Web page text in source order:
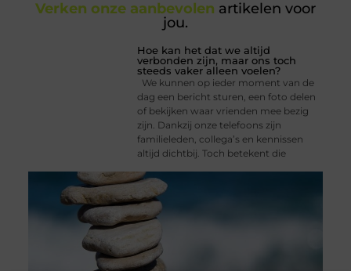
Verken onze aanbevolen artikelen voor
jou.
Hoe kan het dat we altijd
verbonden zijn, maar ons toch
steeds vaker alleen voelen?
We kunnen op ieder moment van de
dag een bericht sturen, een foto delen
of bekijken waar vrienden mee bezig
zijn. Dankzij onze telefoons zijn
familieleden, collega’s en kennissen
altijd dichtbij. Toch betekent die